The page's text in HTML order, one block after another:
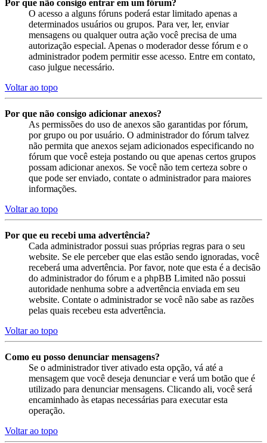
Por que não consigo entrar em um fórum?
O acesso a alguns fóruns poderá estar limitado apenas a
determinados usuários ou grupos. Para ver, ler, enviar
mensagens ou qualquer outra ação você precisa de uma
autorização especial. Apenas o moderador desse fórum e o
administrador podem permitir esse acesso. Entre em contato,
caso julgue necessário.
Voltar ao topo
Por que não consigo adicionar anexos?
As permissões do uso de anexos são garantidas por fórum,
por grupo ou por usuário. O administrador do fórum talvez
não permita que anexos sejam adicionados especificando no
fórum que você esteja postando ou que apenas certos grupos
possam adicionar anexos. Se você não tem certeza sobre o
que pode ser enviado, contate o administrador para maiores
informações.
Voltar ao topo
Por que eu recebi uma advertência?
Cada administrador possui suas próprias regras para o seu
website. Se ele perceber que elas estão sendo ignoradas, você
receberá uma advertência. Por favor, note que esta é a decisão
do administrador do fórum e a phpBB Limited não possui
autoridade nenhuma sobre a advertência enviada em seu
website. Contate o administrador se você não sabe as razões
pelas quais recebeu esta advertência.
Voltar ao topo
Como eu posso denunciar mensagens?
Se o administrador tiver ativado esta opção, vá até a
mensagem que você deseja denunciar e verá um botão que é
utilizado para denunciar mensagens. Clicando ali, você será
encaminhado às etapas necessárias para executar esta
operação.
Voltar ao topo